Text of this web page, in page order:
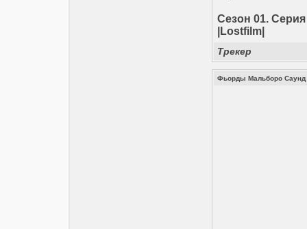
Сезон 01.
|Lostfilm|
Трекер
Фьорды Мальборо Саунд